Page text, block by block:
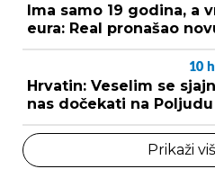
Ima samo 19 godina, a
eura: Real pronašao
10 h
Hrvatin: Veselim se
nas dočekati na Poljudu
Prikaži